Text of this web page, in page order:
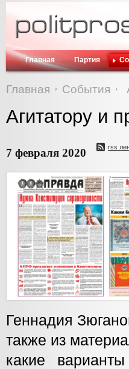
Главная Партия
Главная События
Агитатору и
7 февраля 2020 rss
Геннадия
также из
какие